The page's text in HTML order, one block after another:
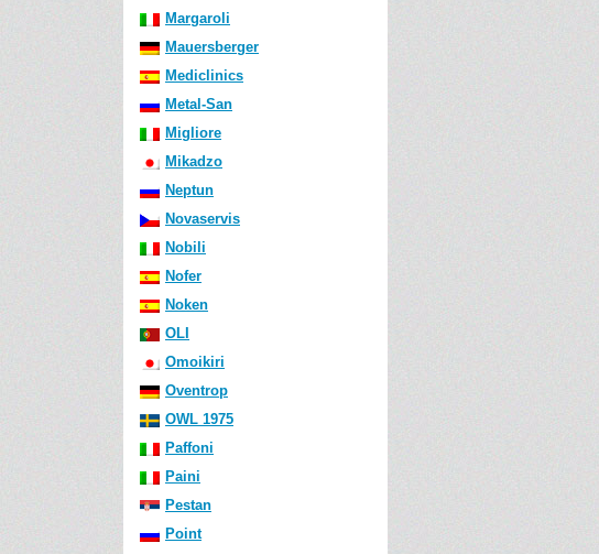
Margaroli
Mauersberger
Mediclinics
Metal-San
Migliore
Mikadzo
Neptun
Novaservis
Nobili
Nofer
Noken
OLI
Omoikiri
Oventrop
OWL 1975
Paffoni
Paini
Pestan
Point